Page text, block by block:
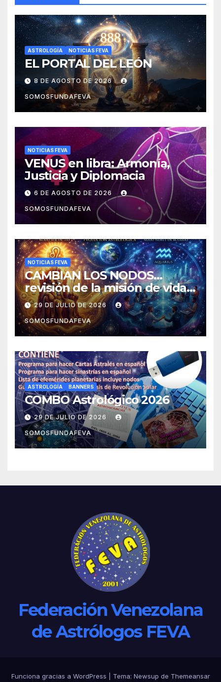
ASTROLOGÍA NOTICIAS FEVA
EL PORTAL DEL LEÓN
8 DE AGOSTO DE 2026
SOMOSFUNDAFEVA
NOTICIAS FEVA
VENUS en libra: Armonía,
Justicia y Diplomacia
6 DE AGOSTO DE 2026
SOMOSFUNDAFEVA
NOTICIAS FEVA
CAMBIAN LOS NODOS…
revisión de la misión de vida y
experiencias
29 DE JULIO DE 2026
SOMOSFUNDAFEVA
ASTROLOGÍA BANNERS
COMBO Astrológico 2026
29 DE JULIO DE 2026
SOMOSFUNDAFEVA
Federación Venezolana
de Astrólogos FEVA
Funciona gracias a WordPress Tema: Newsup de Themeansar